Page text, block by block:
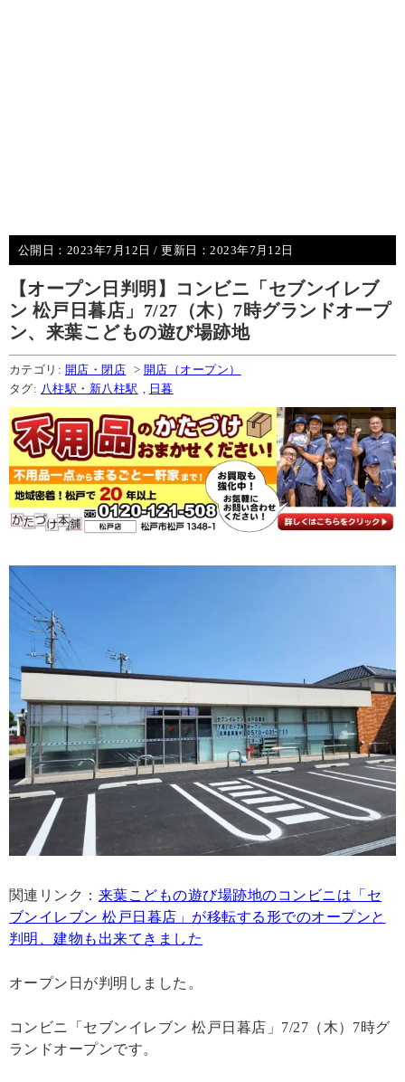
公開日： 2023年7月12日 / 更新日：2023年7月12日
【オープン日判明】コンビニ「セブンイレブ
ン 松戸日暮店」7/27（木）7時グランドオープ
ン、来葉こどもの遊び場跡地
カテゴリ: 開店・閉店 > 開店（オープン）
タグ: 八柱駅・新八柱駅 日暮
関連リンク： 来葉こどもの遊び場跡地のコンビニは「セ
ブンイレブン 松戸日暮店」が移転する形でのオープンと
判明、建物も出来てきました
オープン日が判明しました。
コンビニ「セブンイレブン 松戸日暮店」7/27（木）7時グ
ランドオープンです。